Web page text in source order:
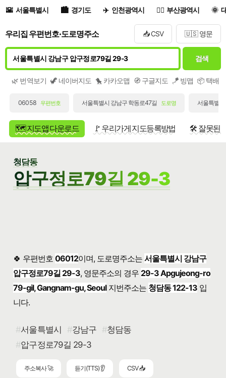
서울특별시 경기도 인천광역시 부산광역시
우리집 우편번호·도로명주소 📥 CSV 🇺🇸 영문
검색
🌿 번역보기 🦖 네이버지도 🐤 카카오맵 🧭 구글지도 🪁 빙맵 📦 택배/
06058 우편번호 서울특별시 강남구 학동로47길 도로명 서울특별
🗺️ 지도앱 다운로드 🚩 우리가게 지도등록방법 🛠️ 잘못된
청담동
압구정로79길 29-3
🍀 우편번호 06012이며, 도로명주소는서울특별시 강남구
압구정로79길 29-3, 영문주소의 경우 29-3 Apgujeong-ro
79-gil, Gangnam-gu, Seoul지번주소는 청담동 122-13 입
니다.
서울특별시 강남구
청담동
압구정로79길 29-3
주소복사 🚀 듣기(TTS) 👂 CSV 📥